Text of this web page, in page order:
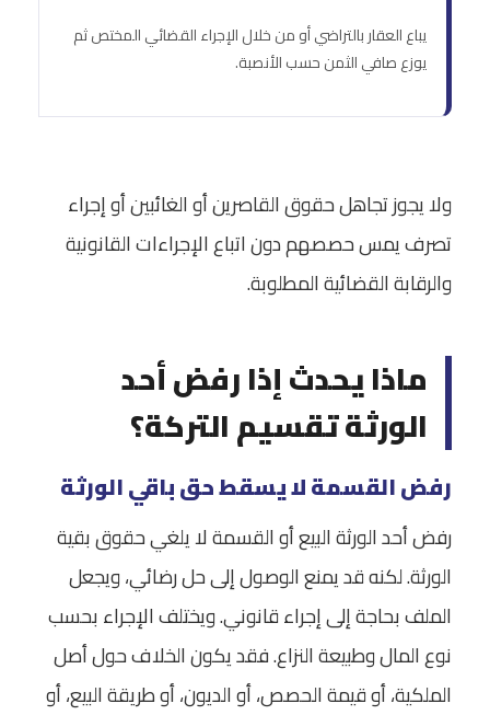
يباع العقار بالتراضي أو من خلال الإجراء القضائي المختص ثم
يوزع صافي الثمن حسب الأنصبة.
ولا يجوز تجاهل حقوق القاصرين أو الغائبين أو إجراء
تصرف يمس حصصهم دون اتباع الإجراءات القانونية
والرقابة القضائية المطلوبة.
ماذا يحدث إذا رفض أحد
الورثة تقسيم التركة؟
رفض القسمة لا يسقط حق باقي الورثة
رفض أحد الورثة البيع أو القسمة لا يلغي حقوق بقية
الورثة. لكنه قد يمنع الوصول إلى حل رضائي، ويجعل
الملف بحاجة إلى إجراء قانوني. ويختلف الإجراء بحسب
نوع المال وطبيعة النزاع. فقد يكون الخلاف حول أصل
الملكية، أو قيمة الحصص، أو الديون، أو طريقة البيع، أو